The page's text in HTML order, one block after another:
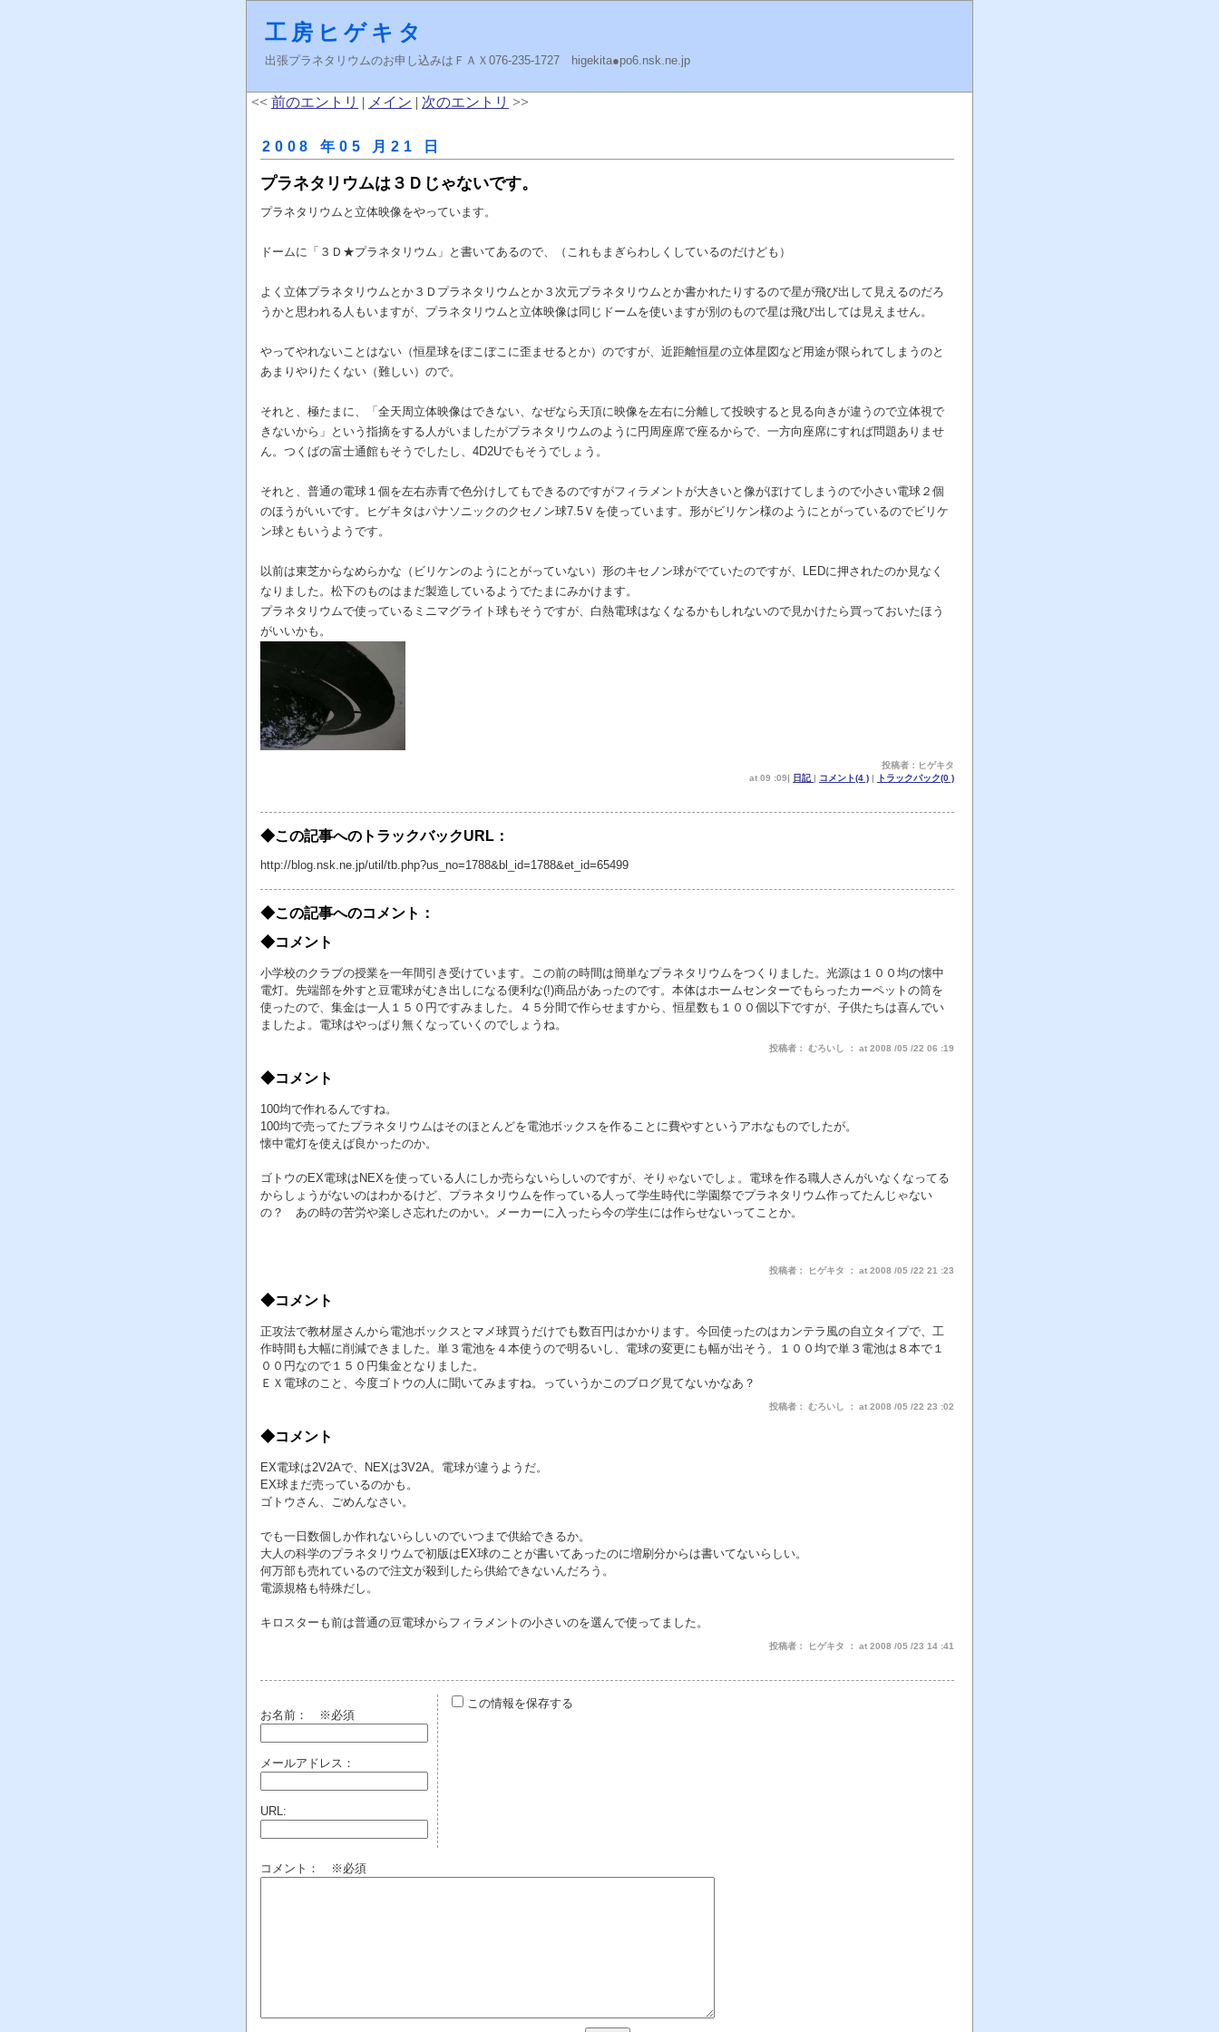
工房ヒゲキタ
出張プラネタリウムのお申し込みはＦＡＸ076-235-1727 higekita●po6.nsk.ne.jp
<< 前のエントリ | メイン | 次のエントリ >>
2008 年05 月21 日
プラネタリウムは３Ｄじゃないです。
プラネタリウムと立体映像をやっています。
ドームに「３Ｄ★プラネタリウム」と書いてあるので、（これもまぎらわしくしているのだけども）
よく立体プラネタリウムとか３Ｄプラネタリウムとか３次元プラネタリウムとか書かれたりするので星が飛び出して見えるのだろ
うかと思われる人もいますが、プラネタリウムと立体映像は同じドームを使いますが別のもので星は飛び出しては見えません。
やってやれないことはない（恒星球をぼこぼこに歪ませるとか）のですが、近距離恒星の立体星図など用途が限られてしまうのと
あまりやりたくない（難しい）ので。
それと、極たまに、「全天周立体映像はできない、なぜなら天頂に映像を左右に分離して投映すると見る向きが違うので立体視で
きないから」という指摘をする人がいましたがプラネタリウムのように円周座席で座るからで、一方向座席にすれば問題ありませ
ん。つくばの富士通館もそうでしたし、4D2Uでもそうでしょう。
それと、普通の電球１個を左右赤青で色分けしてもできるのですがフィラメントが大きいと像がぼけてしまうので小さい電球２個
のほうがいいです。ヒゲキタはパナソニックのクセノン球7.5Ｖを使っています。形がビリケン様のようにとがっているのでビリケ
ン球ともいうようです。
以前は東芝からなめらかな（ビリケンのようにとがっていない）形のキセノン球がでていたのですが、LEDに押されたのか見なく
なりました。松下のものはまだ製造しているようでたまにみかけます。
プラネタリウムで使っているミニマグライト球もそうですが、白熱電球はなくなるかもしれないので見かけたら買っておいたほう
がいいかも。
投稿者：ヒゲキタ
at 09 :09| 日記| コメント(4 ) | トラックバック(0 )
◆この記事へのトラックバックURL：
http://blog.nsk.ne.jp/util/tb.php?us_no=1788&bl_id=1788&et_id=65499
◆この記事へのコメント：
◆コメント
小学校のクラブの授業を一年間引き受けています。この前の時間は簡単なプラネタリウムをつくりました。光源は１００均の懐中
電灯。先端部を外すと豆電球がむき出しになる便利な(!)商品があったのです。本体はホームセンターでもらったカーペットの筒を
使ったので、集金は一人１５０円ですみました。４５分間で作らせますから、恒星数も１００個以下ですが、子供たちは喜んでい
ましたよ。電球はやっぱり無くなっていくのでしょうね。
投稿者： むろいし ： at 2008 /05 /22 06 :19
◆コメント
100均で作れるんですね。
100均で売ってたプラネタリウムはそのほとんどを電池ボックスを作ることに費やすというアホなものでしたが。
懐中電灯を使えば良かったのか。
ゴトウのEX電球はNEXを使っている人にしか売らないらしいのですが、そりゃないでしょ。電球を作る職人さんがいなくなってる
からしょうがないのはわかるけど、プラネタリウムを作っている人って学生時代に学園祭でプラネタリウム作ってたんじゃない
の？ あの時の苦労や楽しさ忘れたのかい。メーカーに入ったら今の学生には作らせないってことか。
投稿者： ヒゲキタ ： at 2008 /05 /22 21 :23
◆コメント
正攻法で教材屋さんから電池ボックスとマメ球買うだけでも数百円はかかります。今回使ったのはカンテラ風の自立タイプで、工
作時間も大幅に削減できました。単３電池を４本使うので明るいし、電球の変更にも幅が出そう。１００均で単３電池は８本で１
００円なので１５０円集金となりました。
ＥＸ電球のこと、今度ゴトウの人に聞いてみますね。っていうかこのブログ見てないかなあ？
投稿者： むろいし ： at 2008 /05 /22 23 :02
◆コメント
EX電球は2V2Aで、NEXは3V2A。電球が違うようだ。
EX球まだ売っているのかも。
ゴトウさん、ごめんなさい。
でも一日数個しか作れないらしいのでいつまで供給できるか。
大人の科学のプラネタリウムで初版はEX球のことが書いてあったのに増刷分からは書いてないらしい。
何万部も売れているので注文が殺到したら供給できないんだろう。
電源規格も特殊だし。
キロスターも前は普通の豆電球からフィラメントの小さいのを選んで使ってました。
投稿者： ヒゲキタ ： at 2008 /05 /23 14 :41
お名前： ※必須
メールアドレス：
URL:
この情報を保存する
コメント： ※必須